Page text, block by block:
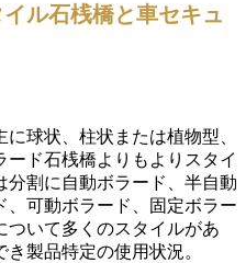
ル石桟橋と車セキュ
球状、柱状または植物型、
ド石桟橋よりもよりスタイ
分割に自動ボラード、半自動
、可動ボラード、固定ボラー
ついて多くのスタイルがあ
製品特定の使用状況。